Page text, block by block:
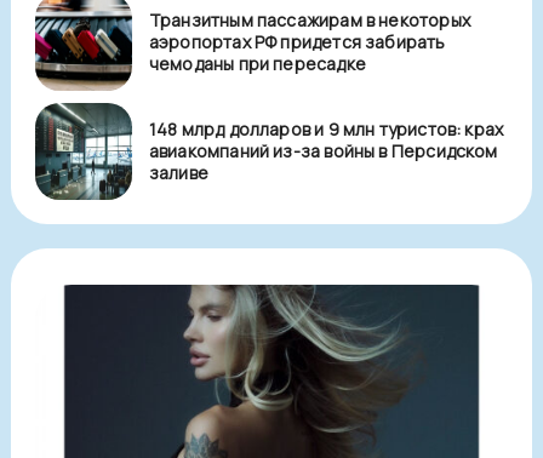
Транзитным пассажирам в некоторых
аэропортах РФ придется забирать
чемоданы при пересадке
148 млрд долларов и 9 млн туристов: крах
авиакомпаний из-за войны в Персидском
заливе